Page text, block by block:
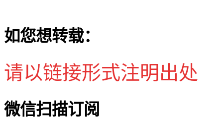
如您想转载：
请以链接形式注明出处
微信扫描订阅